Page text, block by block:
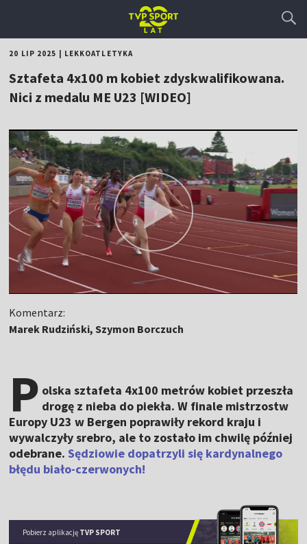
20 LIP 2025 LEKKOATLETYKA
Sztafeta 4x100 m kobiet zdyskwalifikowana.
Nici z medalu ME U23 [WIDEO]
Komentarz:
Marek Rudziński, Szymon Borczuch
P olska sztafeta 4x100 metrów kobiet przeszła
drogę z nieba do piekła. W finale mistrzostw
Europy U23 w Bergen poprawiły rekord kraju i
wywalczyły srebro, ale to zostało im chwilę później
odebrane.Sędziowie dopatrzyli się kardynalnego
błędu biało-czerwonych!
Pobierz aplikację TVP SPORT